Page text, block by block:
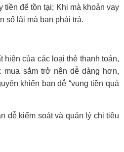
tiền để tồn tại; Khi mà khoản vay
số lãi mà bạn phải trả.
của các loại thẻ thanh toán,
mua sắm trở nên dễ dàng hơn,
khiến bạn dễ “vung tiền quá
dễ kiểm soát và quản lý chi tiêu